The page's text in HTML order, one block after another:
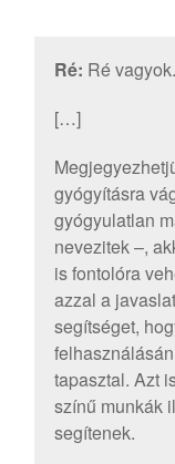
Ré: Ré vagyok.
[…]
gyógyításra
gyógyulatlan
nevezitek –,
is fontolóra
azzal a
segítséget,
tapasztal. Azt
színű munkák
segítenek.